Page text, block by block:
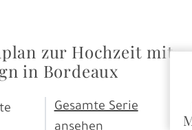
zur Hochzeit mit
in Bordeaux
Gesamte Serie